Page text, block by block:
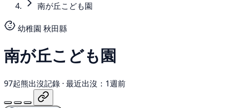
南が丘こども園
幼稚園 秋田縣
南が丘こども園
97起熊出沒記錄 · 最近出沒：1週前